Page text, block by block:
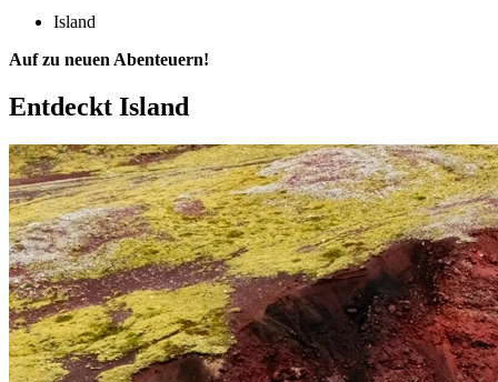
Island
Auf zu neuen Abenteuern!
Entdeckt Island